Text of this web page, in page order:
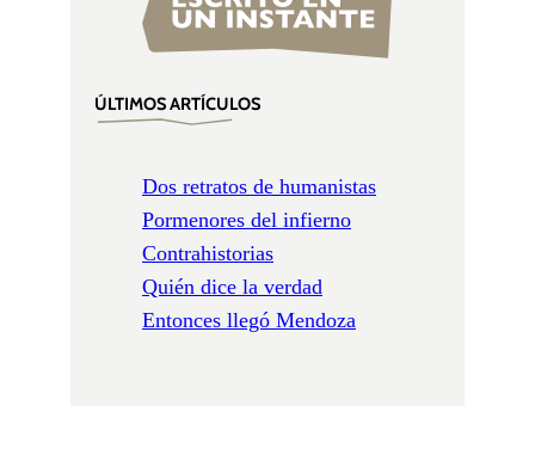
ÚLTIMOS ARTÍCULOS
Dos retratos de humanistas
Pormenores del infierno
Contrahistorias
Quién dice la verdad
Entonces llegó Mendoza